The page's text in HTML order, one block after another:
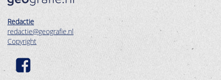
Redactie
redactie@geografie.nl
Copyright